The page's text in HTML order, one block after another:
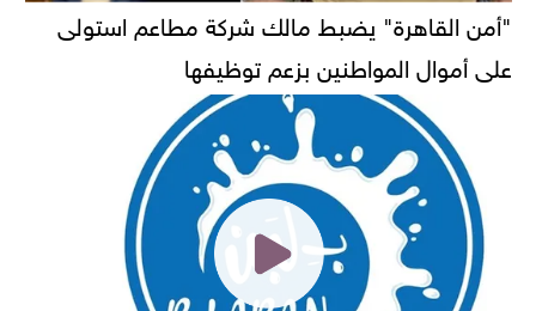
"أمن القاهرة" يضبط مالك شركة مطاعم استولى
على أموال المواطنين بزعم توظيفها